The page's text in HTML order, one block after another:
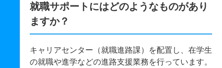
就職サポートにはどのようなものがあり
ますか？
キャリアセンター（就職進路課）を配置し、在学生
の就職や進学などの進路支援業務を行っています。